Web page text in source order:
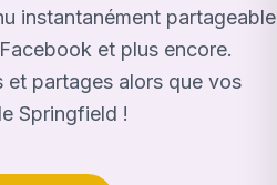
instantanément partageable
et plus encore.
et partages alors que vos
Springfield !